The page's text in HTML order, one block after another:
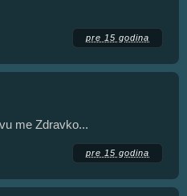
pre 15 godina
me Zdravko...
pre 15 godina